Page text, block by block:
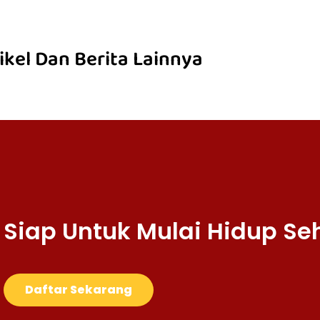
Dan Berita Lainnya
Siap Untuk Mulai Hidup
Daftar Sekarang